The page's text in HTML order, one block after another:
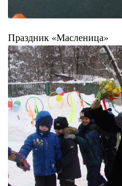
Праздник «Масленица»